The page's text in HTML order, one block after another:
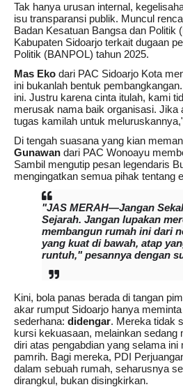
Tak hanya urusan internal,
isu transparansi publik. Muncul
Badan Kesatuan Bangsa dan Politik
Kabupaten Sidoarjo terkait dugaan
Politik (BANPOL) tahun 2025.
Mas Eko dari PAC Sidoarjo Kota
ini bukanlah bentuk
ini. Justru karena cinta itulah, kami
merusak nama baik organisasi. Jika
tugas kamilah untuk
Di tengah suasana yang kian
Gunawan dari PAC Wonoayu
Sambil mengutip pesan legendaris
mengingatkan semua pihak tentang
"JAS MERAH—Jangan
Sejarah. Jangan lupakan
membangun rumah ini dari
yang kuat di bawah, atap
runtuh," pesannya dengan
Kini, bola panas berada di tangan
akar rumput Sidoarjo hanya
sederhana: didengar. Mereka tidak
kursi kekuasaan, melainkan sedang
diri atas pengabdian yang selama ini
pamrih. Bagi mereka, PDI
dalam sebuah rumah, seharusnya
dirangkul, bukan disingkirkan.